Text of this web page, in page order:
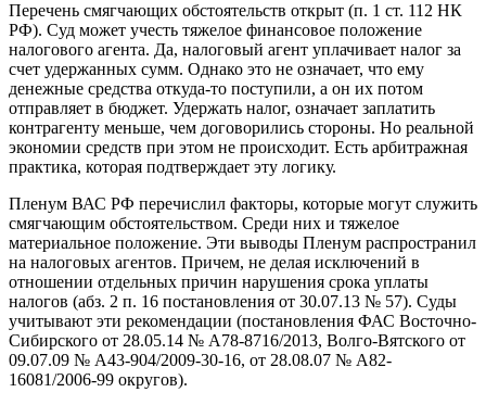
Перечень смягчающих обстоятельств открыт (п. 1 ст. 112 НК
РФ). Суд может учесть тяжелое финансовое положение
налогового агента. Да, налоговый агент уплачивает налог за
счет удержанных сумм. Однако это не означает, что ему
денежные средства откуда-то поступили, а он их потом
отправляет в бюджет. Удержать налог, означает заплатить
контрагенту меньше, чем договорились стороны. Но реальной
экономии средств при этом не происходит. Есть арбитражная
практика, которая подтверждает эту логику.
Пленум ВАС РФ перечислил факторы, которые могут служить
смягчающим обстоятельством. Среди них и тяжелое
материальное положение. Эти выводы Пленум распространил
на налоговых агентов. Причем, не делая исключений в
отношении отдельных причин нарушения срока уплаты
налогов (абз. 2 п. 16 постановления от 30.07.13 № 57). Суды
учитывают эти рекомендации (постановления ФАС Восточно-
Сибирского от 28.05.14 № А78-8716/2013, Волго-Вятского от
09.07.09 № А43-904/2009-30-16, от 28.08.07 № А82-
16081/2006-99 округов).